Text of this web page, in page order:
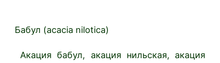
Бабул (acacia nilotica)
Акация бабул, акация нильская, акация